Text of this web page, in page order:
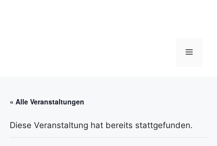
Menü
« Alle Veranstaltungen
Diese Veranstaltung hat bereits stattgefunden.